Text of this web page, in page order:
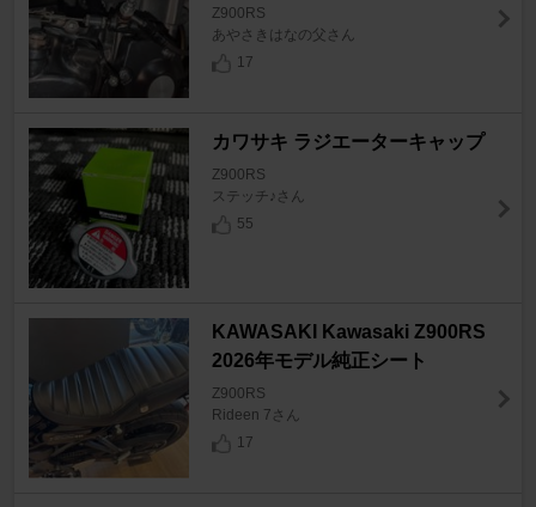
Z900RS
あやさきはなの父さん
17
カワサキ ラジエーターキャップ
Z900RS
ステッチ♪さん
55
KAWASAKI Kawasaki Z900RS
2026年モデル純正シート
Z900RS
Rideen 7さん
17